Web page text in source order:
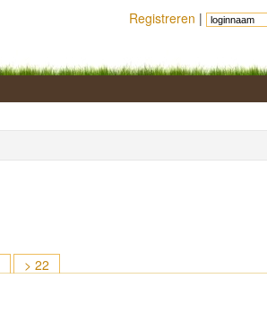
> 22
Registreren |